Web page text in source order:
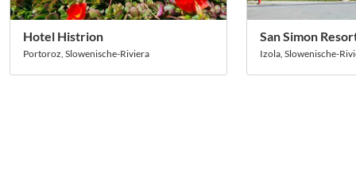
Hotel Histrion
Portoroz, Slowenische-Riviera
San Simon
Izola, Slowenische-